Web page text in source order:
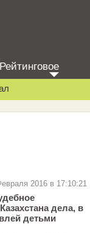
Рейтинговое
2016 в 17:10:21
дела, в
детьми